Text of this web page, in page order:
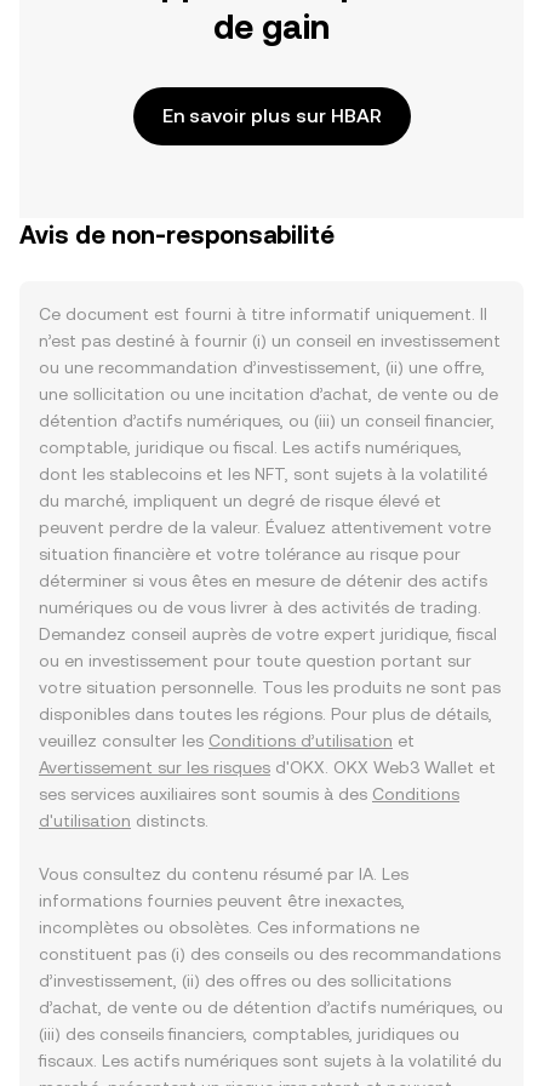
de gain
En savoir plus sur HBAR
Avis de non-responsabilité
Ce document est fourni à titre informatif uniquement. Il
n’est pas destiné à fournir (i) un conseil en investissement
ou une recommandation d’investissement, (ii) une offre,
une sollicitation ou une incitation d’achat, de vente ou de
détention d’actifs numériques, ou (iii) un conseil financier,
comptable, juridique ou fiscal. Les actifs numériques,
dont les stablecoins et les NFT, sont sujets à la volatilité
du marché, impliquent un degré de risque élevé et
peuvent perdre de la valeur. Évaluez attentivement votre
situation financière et votre tolérance au risque pour
déterminer si vous êtes en mesure de détenir des actifs
numériques ou de vous livrer à des activités de trading.
Demandez conseil auprès de votre expert juridique, fiscal
ou en investissement pour toute question portant sur
votre situation personnelle. Tous les produits ne sont pas
disponibles dans toutes les régions. Pour plus de détails,
veuillez consulter les Conditions d’utilisation et
Avertissement sur les risques d'OKX. OKX Web3 Wallet et
ses services auxiliaires sont soumis à des Conditions
d'utilisation distincts.
Vous consultez du contenu résumé par IA. Les
informations fournies peuvent être inexactes,
incomplètes ou obsolètes. Ces informations ne
constituent pas (i) des conseils ou des recommandations
d’investissement, (ii) des offres ou des sollicitations
d’achat, de vente ou de détention d’actifs numériques, ou
(iii) des conseils financiers, comptables, juridiques ou
fiscaux. Les actifs numériques sont sujets à la volatilité du